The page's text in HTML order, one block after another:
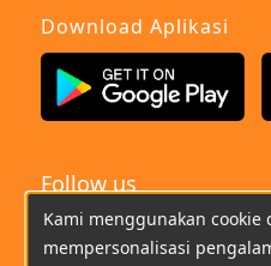
Download Aplikasi
Follow us
Kami menggunakan
mempersonalisasi